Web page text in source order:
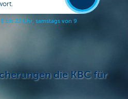
die KBC für
8 bis 22 Uhr, samstags von 9